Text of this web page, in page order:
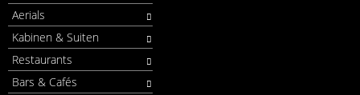
Aerials
Kabinen & Suiten
Restaurants
Bars & Cafés